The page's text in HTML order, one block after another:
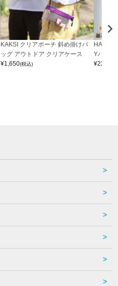
KAKSI クリアポーチ 斜め掛けバ
ッグ アウトドア クリアケース
¥1,650(税込)
Yバッグ
¥22,000